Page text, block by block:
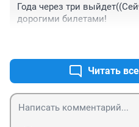
Года через три
дорогими билетами!
Читать